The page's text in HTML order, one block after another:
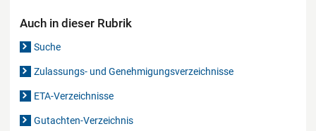
Auch in dieser Rubrik
Suche
Zulassungs- und Genehmigungsverzeichnisse
ETA-Verzeichnisse
Gutachten-Verzeichnis